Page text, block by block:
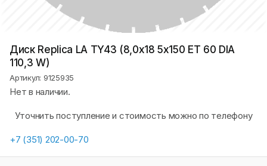
Диск Replica LA TY43 (8,0х18 5x150 ET 60 DIA
110,3 W)
Артикул: 9125935
Нет в наличии.
Уточнить поступление и стоимость можно по телефону
+7 (351) 202-00-70